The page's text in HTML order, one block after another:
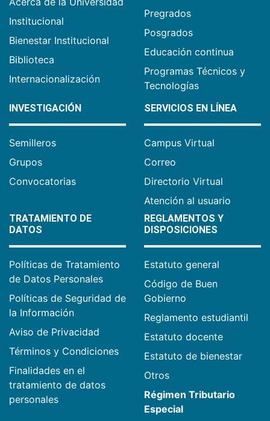
Institucional
Bienestar Institucional
Biblioteca
Internacionalización
Pregrados
Posgrados
Educación continua
Programas Técnicos y
Tecnologías
INVESTIGACIÓN
Semilleros
Grupos
Convocatorias
SERVICIOS EN LÍNEA
Campus Virtual
Correo
Directorio Virtual
Atención al usuario
TRATAMIENTO DE
DATOS
Políticas de Tratamiento
de Datos Personales
Políticas de Seguridad de
la Información
Aviso de Privacidad
Términos y Condiciones
Finalidades en el
tratamiento de datos
personales
REGLAMENTOS Y
DISPOSICIONES
Estatuto general
Código de Buen
Gobierno
Reglamento estudiantil
Estatuto docente
Estatuto de bienestar
Otros
Régimen Tributario
Especial